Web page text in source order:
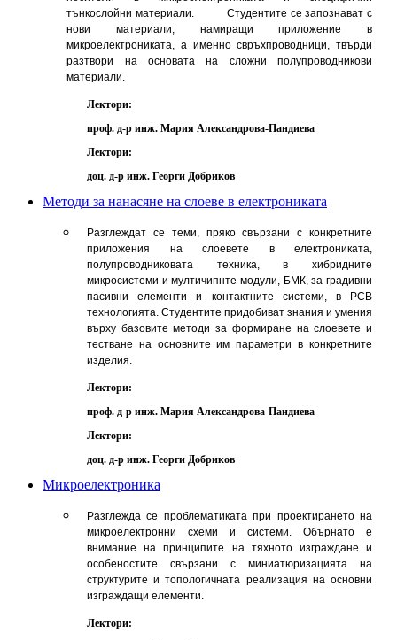
тънкослойни материали. Студентите се запознават с
нови материали, намиращи приложение в
микроелектрониката, а именно свръхпроводници, твърди
разтвори на основата на сложни полупроводникови
материали.
Лектори:
проф. д-р инж. Мария Александрова-Пандиева
Лектори:
доц. д-р инж. Георги Добриков
Методи за нанасяне на слоеве в електрониката
Разглеждат се теми, пряко свързани с конкретните
приложения на слоевете в електрониката,
полупроводниковата техника, в хибридните
микросистеми и мултичипнте модули, БМК, за градивни
пасивни елементи и контактните системи, в PCB
технологията. Студентите придобиват знания и умения
върху базовите методи за формиране на слоевете и
тестване на основните им параметри в конкретните
изделия.
Лектори:
проф. д-р инж. Мария Александрова-Пандиева
Лектори:
доц. д-р инж. Георги Добриков
Микроелектроника
Разглежда се проблематиката при проектирането на
микроелектронни схеми и системи. Обърнато е
внимание на принципите на тяхното изграждане и
особеностите свързани с миниатюризацията на
структурите и топологичната реализация на основни
изграждащи елементи.
Лектори: